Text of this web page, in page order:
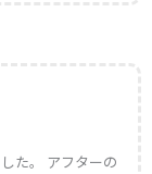
た。 アフターの